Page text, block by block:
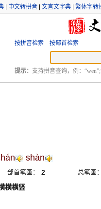
中文转拼音 文言文字典 繁体字转
按拼音检索 按部首检索
提示： 支持拼音查询，例：
shàn
部首笔画： 2
总笔画
横横竖